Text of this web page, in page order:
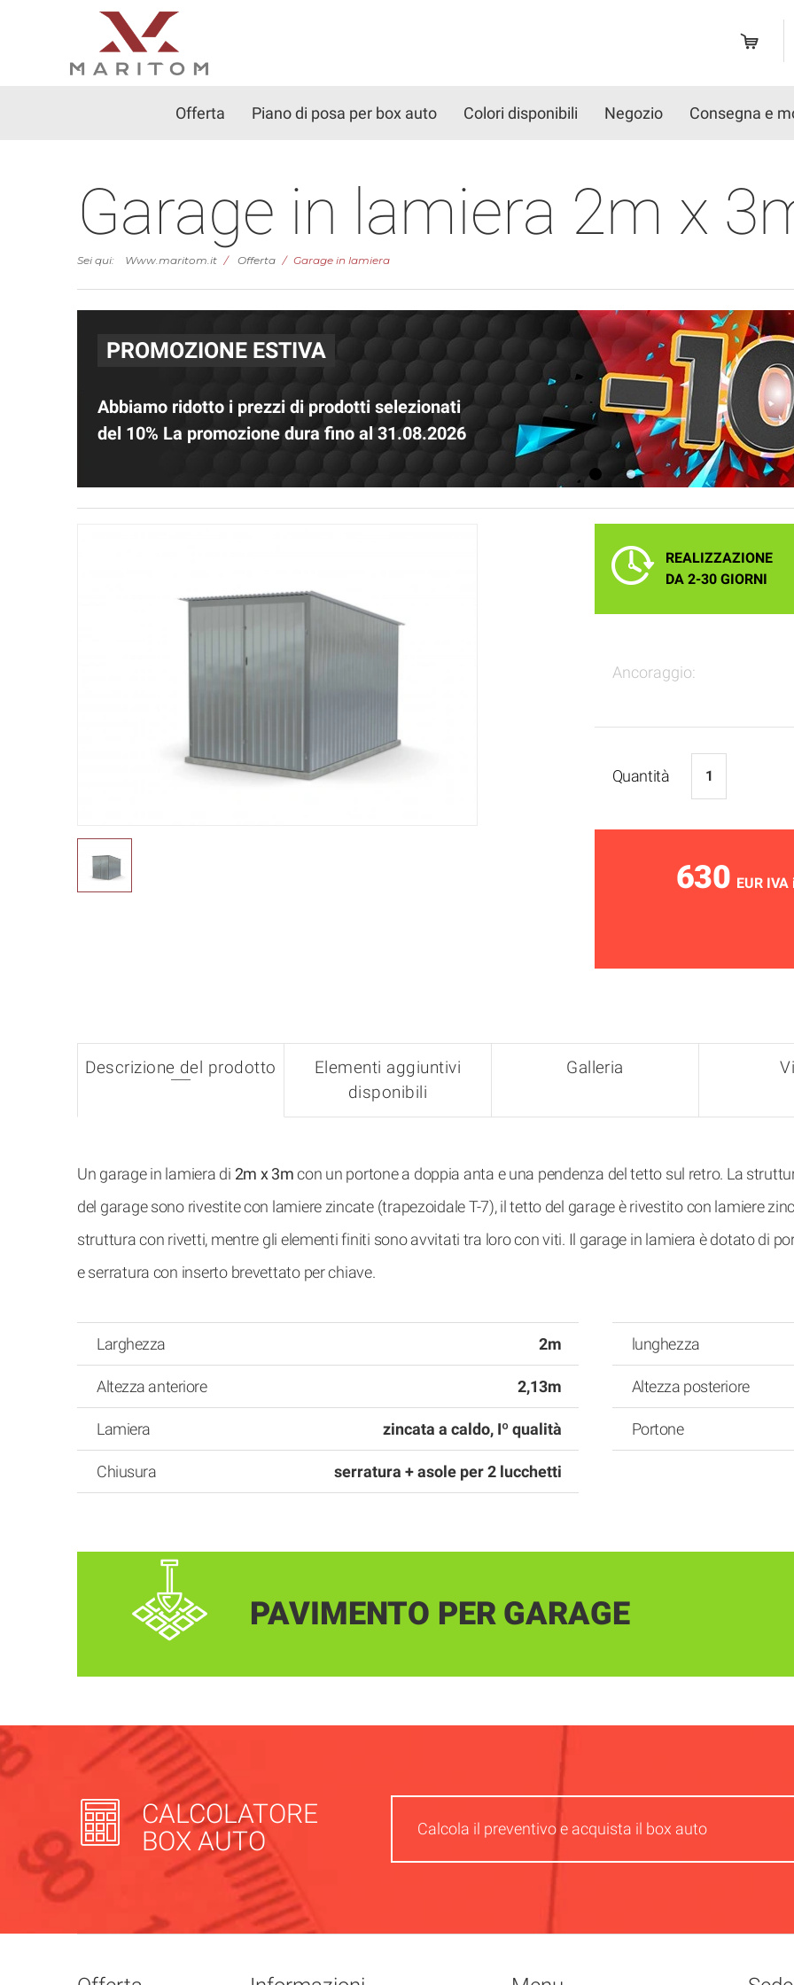
Offerta Piano di posa per box auto Colori disponibili Negozio Consegna e
Garage in lamiera 2m x
Sei qui: Www.maritom.it Offerta Garage in lamiera
PROMOZIONE ESTIVA
Abbiamo ridotto i prezzi di prodotti selezionati
del 10% La promozione dura fino al 31.08.2026
REALIZZAZIONE
DA 2-30 GIORNI
Ancoraggio:
Quantità
630 EUR
Descrizione del prodotto
Elementi aggiuntivi
disponibili
Galleria
Un garage in lamiera di 2m x 3mcon un portone a doppia anta e una pendenza del tetto sul retro. La
del garage sono rivestite con lamiere zincate (trapezoidale T-7), il tetto del garage è rivestito con lamiere
struttura con rivetti, mentre gli elementi finiti sono avvitati tra loro con viti. Il garage in lamiera è dotato di
e serratura con inserto brevettato per chiave.
Larghezza 2m lunghezza
Altezza anteriore 2,13m Altezza posteriore
Lamiera zincata a caldo, Iº qualità Portone
Chiusura serratura + asole per 2 lucchetti
PAVIMENTO PER GARAGE
CALCOLATORE
BOX AUTO
Calcola il preventivo e acquista il box auto